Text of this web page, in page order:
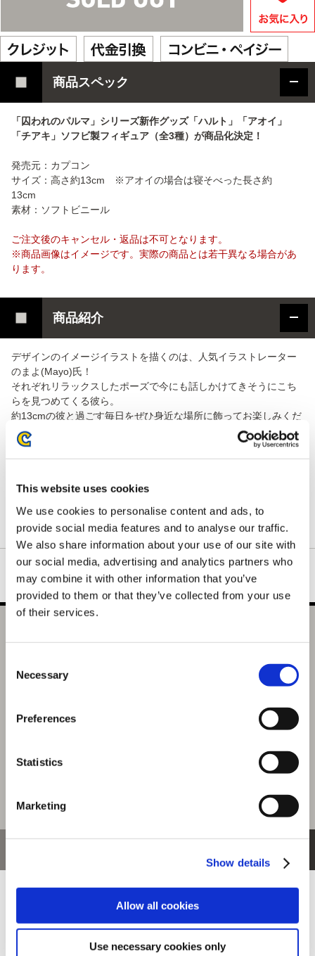
This website uses cookies
We use cookies to personalise content and ads, to
provide social media features and to analyse our traffic.
We also share information about your use of our site with
our social media, advertising and analytics partners who
may combine it with other information that you’ve
provided to them or that they’ve collected from your use
of their services.
Selection
Necessary
Preferences
Statistics
Marketing
Show details
Allow all cookies
Use necessary cookies only
商品スペック
「囚われのパルマ」シリーズ新作グッズ「ハルト」「アオイ」
「チアキ」ソフビ製フィギュア（全3種）が商品化決定！
発売元：カプコン
サイズ：高さ約13cm ※アオイの場合は寝そべった長さ約
13cm
素材：ソフトビニール
ご注文後のキャンセル・返品は不可となります。
※商品画像はイメージです。実際の商品とは若干異なる場合があ
ります。
商品紹介
デザインのイメージイラストを描くのは、人気イラストレーター
のまよ(Mayo)氏！
それぞれリラックスしたポーズで今にも話しかけてきそうにこち
らを見つめてくる彼ら。
約13cmの彼と過ごす毎日をぜひ身近な場所に飾ってお楽しみくだ
さい。
様々なトレーディングカードゲームやゲームアプリのイラストを
手掛ける人気のイラストレーター。
Twitter：https://twitter.com/mayo_moyo
商品を選びなおす
17,820円(税込)
891ポイント付与